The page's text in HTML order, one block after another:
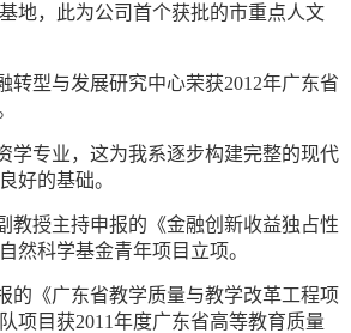
地，此为公司首个获批的市重点人文
转型与发展研究中心荣获2012年广东省
学专业，这为我系逐步构建完整的现代
好的基础。
教授主持申报的《金融创新收益独占性
然科学基金青年项目立项。
的《广东省教学质量与教学改革工程项
项目获2011年度广东省高等教育质量